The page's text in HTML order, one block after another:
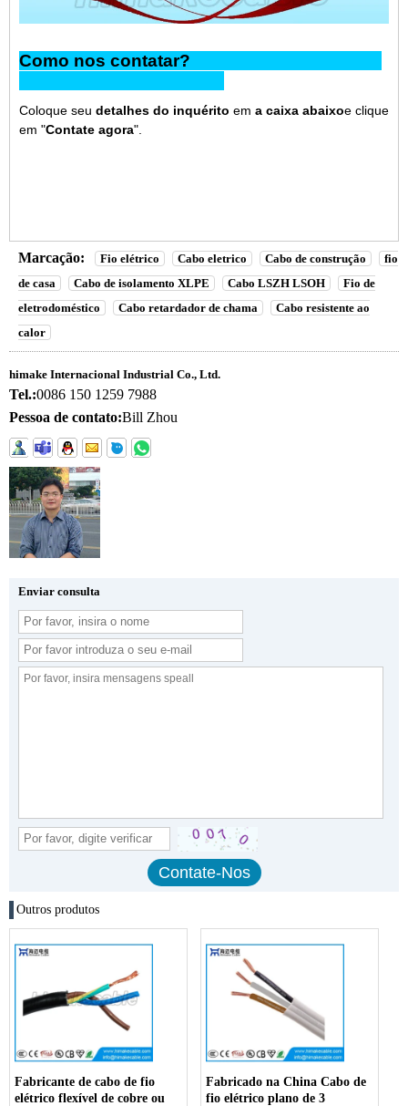
Como nos contatar?
Coloque seu detalhes do inquérito em a caixa abaixoe clique
em "Contate agora".
Marcação: Fio elétrico Cabo eletrico Cabo de construção
fio
de casa
Cabo de isolamento XLPE Cabo LSZH LSOH
Fio de
eletrodoméstico
Cabo retardador de chama
Cabo resistente ao
calor
himake Internacional Industrial Co., Ltd.
Tel.:0086 150 1259 7988
Pessoa de contato:Bill Zhou
Enviar consulta
Outros produtos
Fabricante de cabo de fio
elétrico flexível de cobre ou
Fabricado na China Cabo de
fio elétrico plano de 3